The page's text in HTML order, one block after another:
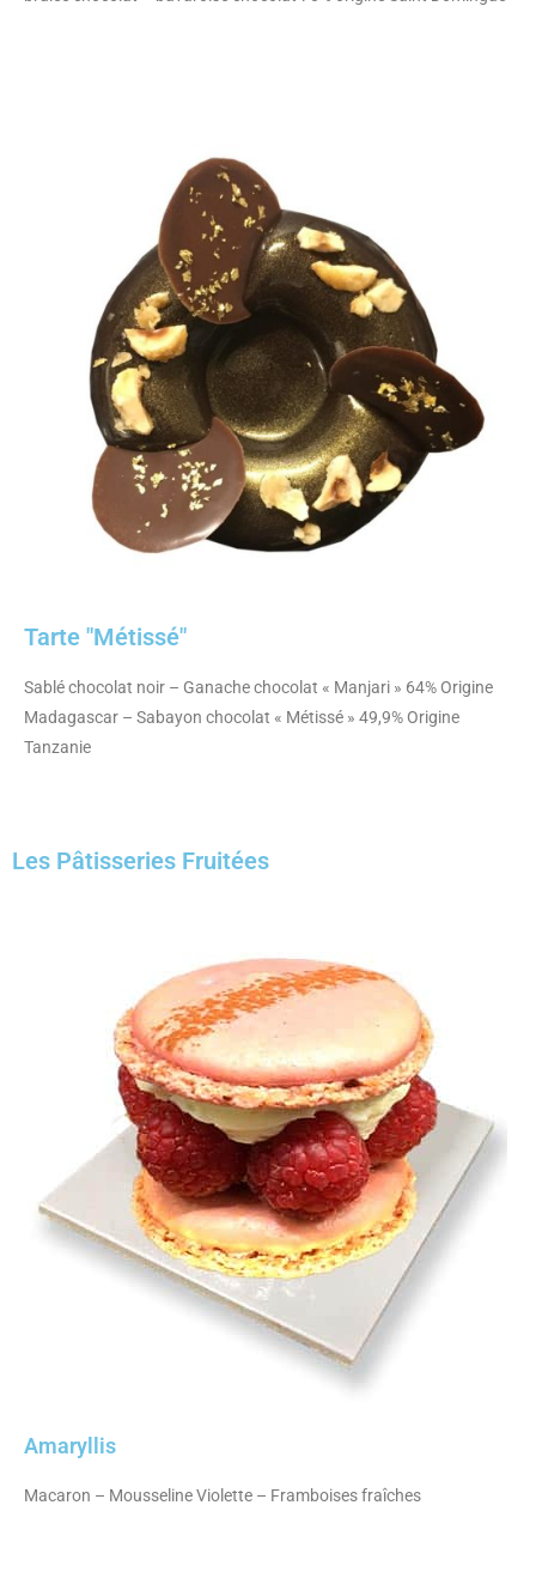
Tarte "Métissé"
Sablé chocolat noir – Ganache chocolat « Manjari » 64% Origine
Madagascar – Sabayon chocolat « Métissé » 49,9% Origine
Tanzanie
Les Pâtisseries Fruitées
Amaryllis
Macaron – Mousseline Violette – Framboises fraîches